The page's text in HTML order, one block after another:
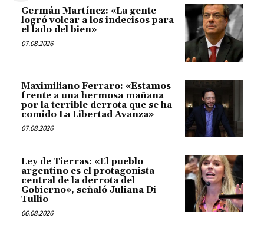
Germán Martínez: «La gente
logró volcar a los indecisos para
el lado del bien»
07.08.2026
Maximiliano Ferraro: «Estamos
frente a una hermosa mañana
por la terrible derrota que se ha
comido La Libertad Avanza»
07.08.2026
Ley de Tierras: «El pueblo
argentino es el protagonista
central de la derrota del
Gobierno», señaló Juliana Di
Tullio
06.08.2026
LinkedIn